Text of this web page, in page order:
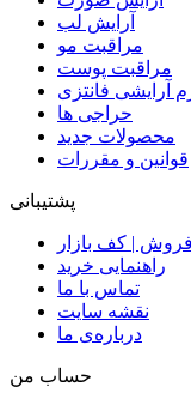
آرایش لب
مراقبت مو
مراقبت پوست
آرایشی فانتزی
حراجی ها
محصولات جدید
قوانین و مقررات
پشتیبانی
| کف بازار
راهنمایی خرید
تماس با ما
نقشه سایت
درباره‌ی ما
حساب من